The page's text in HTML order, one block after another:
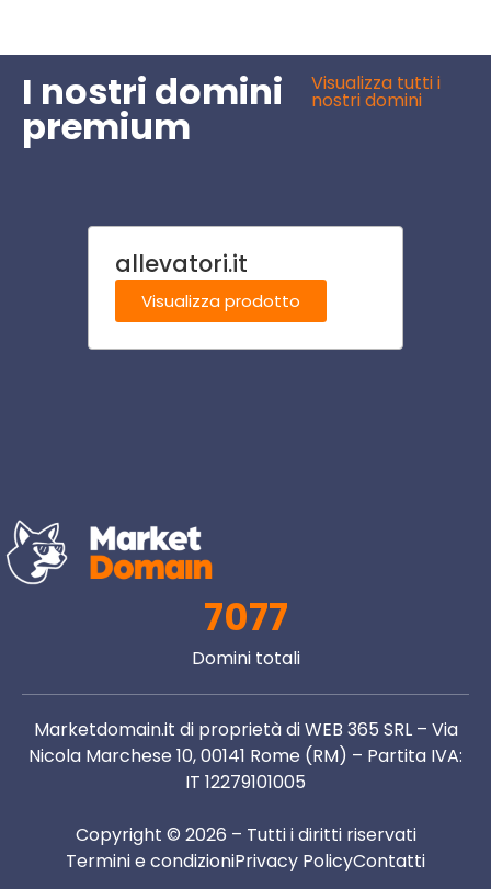
I nostri domini
premium
Visualizza tutti i
nostri domini
allevatori.it
Visualizza prodotto
7077
Domini totali
Marketdomain.it di proprietà di WEB 365 SRL – Via
Nicola Marchese 10, 00141 Rome (RM) – Partita IVA:
IT 12279101005
Copyright © 2026 – Tutti i diritti riservati
Termini e condizioniPrivacy PolicyContatti